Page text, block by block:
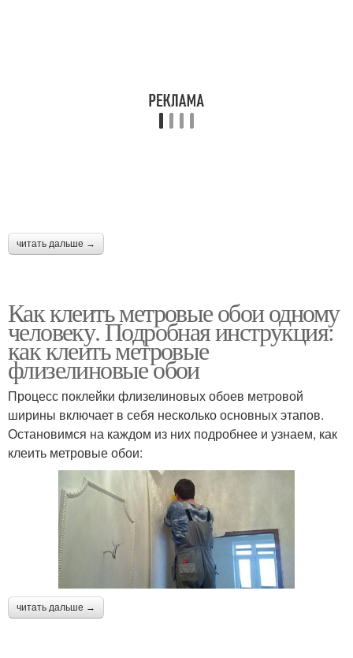
читать дальше →
Как клеить метровые обои одному
человеку. Подробная инструкция:
как клеить метровые
флизелиновые обои
Процесс поклейки флизелиновых обоев метровой
ширины включает в себя несколько основных этапов.
Остановимся на каждом из них подробнее и узнаем, как
клеить метровые обои:
читать дальше →